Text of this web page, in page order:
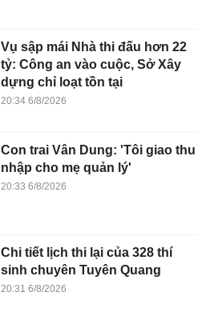
Vụ sập mái Nhà thi đấu hơn 22
tỷ: Công an vào cuộc, Sở Xây
dựng chỉ loạt tồn tại
20:34 6/8/2026
Con trai Vân Dung: 'Tôi giao thu
nhập cho mẹ quản lý'
20:33 6/8/2026
Chi tiết lịch thi lại của 328 thí
sinh chuyên Tuyên Quang
20:31 6/8/2026